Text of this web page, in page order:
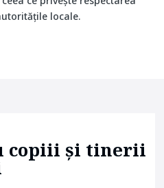
locale.
copiii și tinerii